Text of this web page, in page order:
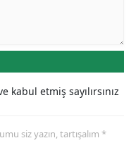
kabul etmiş sayılırsınız
siz yazın, tartışalım *